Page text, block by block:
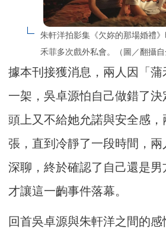
朱軒洋拍影集《欠妳的那場婚禮
禾菲多次戲外私會。（圖／翻攝自
據本刊接獲消息，兩人因「蒲
一架，吳卓源怕自己做錯了決
頭上又不給她允諾與安全感
張，直到冷靜了一段時間，
深聊，終於確認了自己還是男
才讓這一齣事件落幕。
回首吳卓源與朱軒洋之間的感